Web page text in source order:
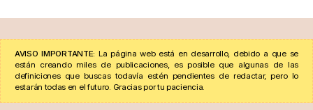
AVISO IMPORTANTE: La página web está en desarrollo, debido a que se
están creando miles de publicaciones, es posible que algunas de las
definiciones que buscas todavía estén pendientes de redactar, pero lo
estarán todas en el futuro. Gracias por tu paciencia.